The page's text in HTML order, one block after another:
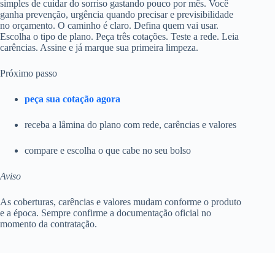
simples de cuidar do sorriso gastando pouco por mês. Você
ganha prevenção, urgência quando precisar e previsibilidade
no orçamento. O caminho é claro. Defina quem vai usar.
Escolha o tipo de plano. Peça três cotações. Teste a rede. Leia
carências. Assine e já marque sua primeira limpeza.
Próximo passo
peça sua cotação agora
receba a lâmina do plano com rede, carências e valores
compare e escolha o que cabe no seu bolso
Aviso
As coberturas, carências e valores mudam conforme o produto
e a época. Sempre confirme a documentação oficial no
momento da contratação.